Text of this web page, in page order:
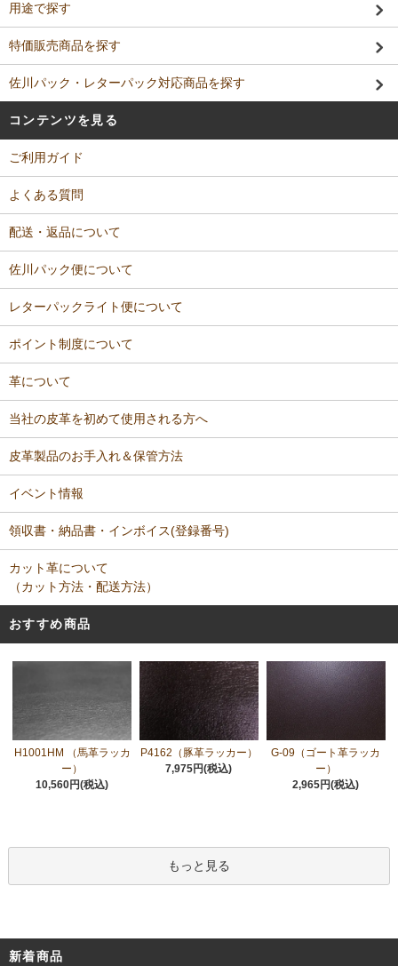
用途で探す
特価販売商品を探す
佐川パック・レターパック対応商品を探す
コンテンツを見る
ご利用ガイド
よくある質問
配送・返品について
佐川パック便について
レターパックライト便について
ポイント制度について
革について
当社の皮革を初めて使用される方へ
皮革製品のお手入れ＆保管方法
イベント情報
領収書・納品書・インボイス(登録番号)
カット革について
（カット方法・配送方法）
おすすめ商品
H1001HM （馬革ラッカ
ー）
10,560円(税込)
P4162（豚革ラッカー）
7,975円(税込)
G-09（ゴート革ラッカ
ー）
2,965円(税込)
もっと見る
新着商品